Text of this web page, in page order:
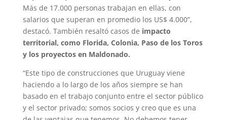
Más de 17.000 personas trabajan en ellas, con
salarios que superan en promedio los US$ 4.000”,
destacó. También resaltó casos de impacto
territorial, como Florida, Colonia, Paso de los Toros
y los proyectos en Maldonado.
“Este tipo de construcciones que Uruguay viene
haciendo a lo largo de los años siempre se han
basado en el trabajo conjunto entre el sector público
y el sector privado; somos socios y creo que es una